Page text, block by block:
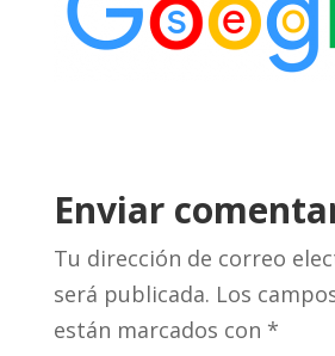
Enviar
Tu dirección de correo
será publicada. Los
están marcados con *